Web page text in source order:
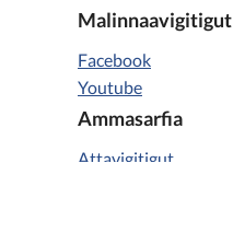
Malinnaavigitigut
Facebook
Youtube
Ammasarfia
Attavigitigut